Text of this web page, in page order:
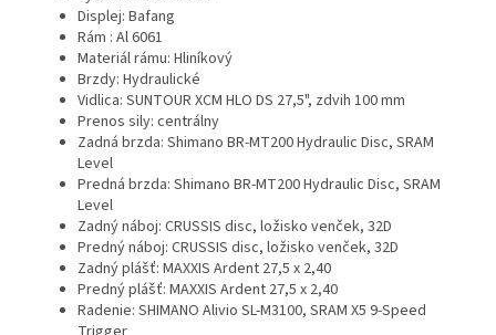
Displej: Bafang
Rám : Al 6061
Materiál rámu: Hliníkový
Brzdy: Hydraulické
Vidlica: SUNTOUR XCM HLO DS 27,5", zdvih 100 mm
Prenos sily: centrálny
Zadná brzda: Shimano BR-MT200 Hydraulic Disc, SRAM
Level
Predná brzda: Shimano BR-MT200 Hydraulic Disc, SRAM
Level
Zadný náboj: CRUSSIS disc, ložisko venček, 32D
Predný náboj: CRUSSIS disc, ložisko venček, 32D
Zadný plášť: MAXXIS Ardent 27,5 x 2,40
Predný plášť: MAXXIS Ardent 27,5 x 2,40
Radenie: SHIMANO Alivio SL-M3100, SRAM X5 9-Speed